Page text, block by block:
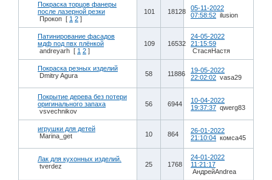
Покраска торцов фанеры
после лазерной резки
Прокоп [ 1 2 ]
101 18128
05-11-2022
07:58:52 ilusion
Патинирование фасадов
мдф под пвх плёнкой
andreyarh [ 1 2 ]
109 16532
24-05-2022
21:15:59
СтасяНастя
Покраска резных изделий
Dmitry Agura
58 11886
19-05-2022
22:02:02 vasa29
Покрытие дерева без потери
оригинального запаха
vsvechnikov
56 6944
10-04-2022
19:37:37 qwerg83
игрушки для детей
Marina_get
10 864
26-01-2022
21:10:04 комса45
Лак для кухонных изделий.
tverdez
25 1768
24-01-2022
11:21:17
АндрейAndrea